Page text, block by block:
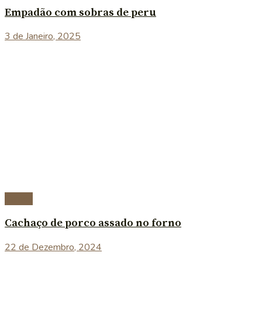
Empadão com sobras de peru
3 de Janeiro, 2025
Cachaço de porco assado no forno
22 de Dezembro, 2024